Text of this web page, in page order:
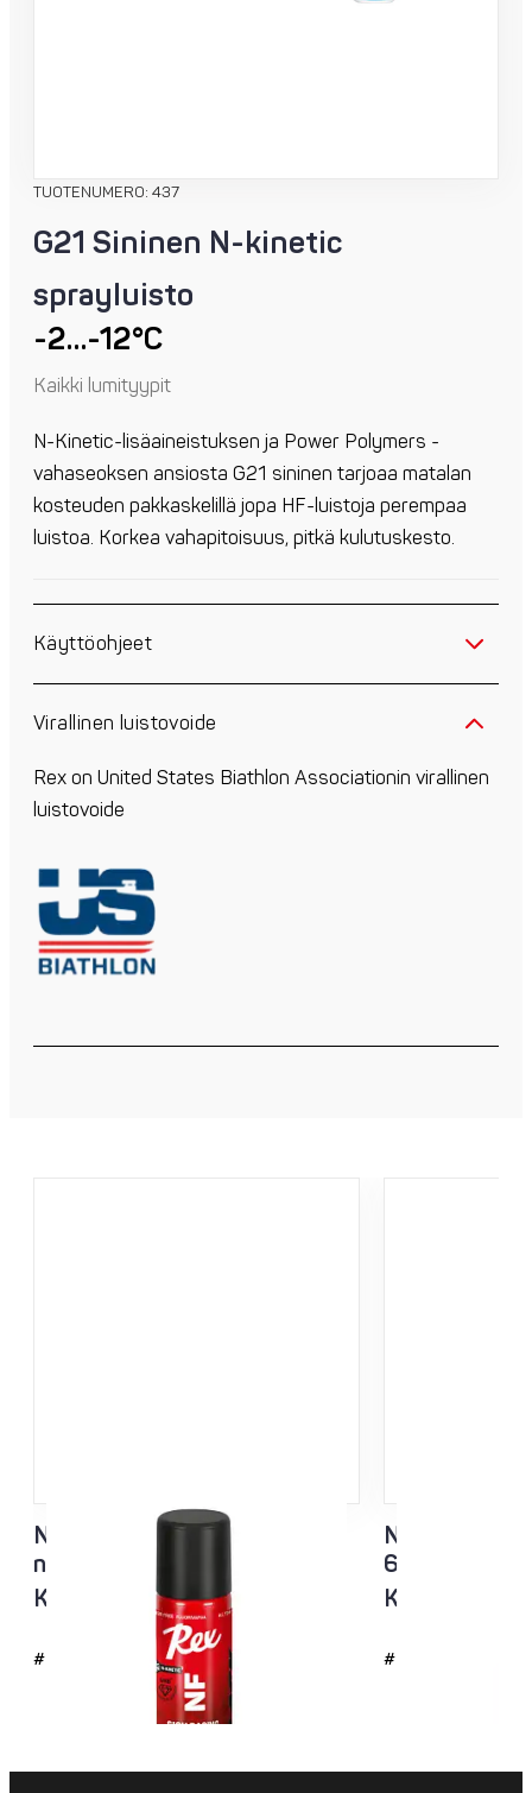
TUOTENUMERO: 437
G21 Sininen N-kinetic
sprayluisto
-2…-12°C
Kaikki lumityypit
N-Kinetic-lisäaineistuksen ja Power Polymers -
vahaseoksen ansiosta G21 sininen tarjoaa matalan
kosteuden pakkaskelillä jopa HF-luistoja perempaa
luistoa. Korkea vahapitoisuus, pitkä kulutuskesto.
Käyttöohjeet
Virallinen luistovoide
Rex on United States Biathlon Associationin virallinen
luistovoide
NF Sisu Hard Black
nesteluisto 60ml
Kaikki lämpötila-alueet
#4726
NF Sisu
60ml
Kaikki
#4725